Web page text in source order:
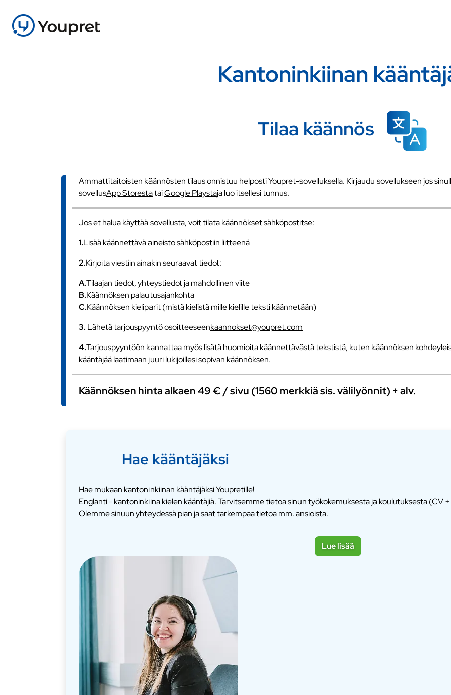
Kantoninkiinan
Tilaa käännös
Ammattitaitoisten käännösten tilaus onnistuu helposti Youpret-sovelluksella. Kirjaudu sovellukseen jos
sovellusApp StorestataiGoogle Playstaja luo itsellesi tunnus.
Jos et halua käyttää sovellusta, voit tilata käännökset sähköpostitse:
1.Lisää käännettävä aineisto sähköpostiin liitteenä
2.Kirjoita viestiin ainakin seuraavat tiedot:
A.Tilaajan tiedot, yhteystiedot ja mahdollinen viite
B.Käännöksen palautusajankohta
C.Käännöksen kieliparit (mistä kielistä mille kielille teksti käännetään)
3. Lähetä tarjouspyyntö osoitteeseenkaannokset@youpret.com
4.Tarjouspyyntöön kannattaa myös lisätä huomioita käännettävästä tekstistä, kuten käännöksen
kääntäjää laatimaan juuri lukijoillesi sopivan käännöksen.
Käännöksen hinta alkaen 49 € / sivu (1560 merkkiä sis. välilyönnit) + alv.
Hae kääntäjäksi
Hae mukaan kantoninkiinan kääntäjäksi Youpretille!
Englanti - kantoninkiina kielen kääntäjiä. Tarvitsemme tietoa sinun työkokemuksesta ja koulutuksesta (CV
Olemme sinuun yhteydessä pian ja saat tarkempaa tietoa mm. ansioista.
Lue lisää